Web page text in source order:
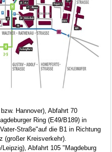
Hannover), Abfahrt 70
Ring (E49/B189) in
Straße"auf die B1 in Richtung
(großer Kreisverkehr).
Abfahrt 105 "Magdeburg